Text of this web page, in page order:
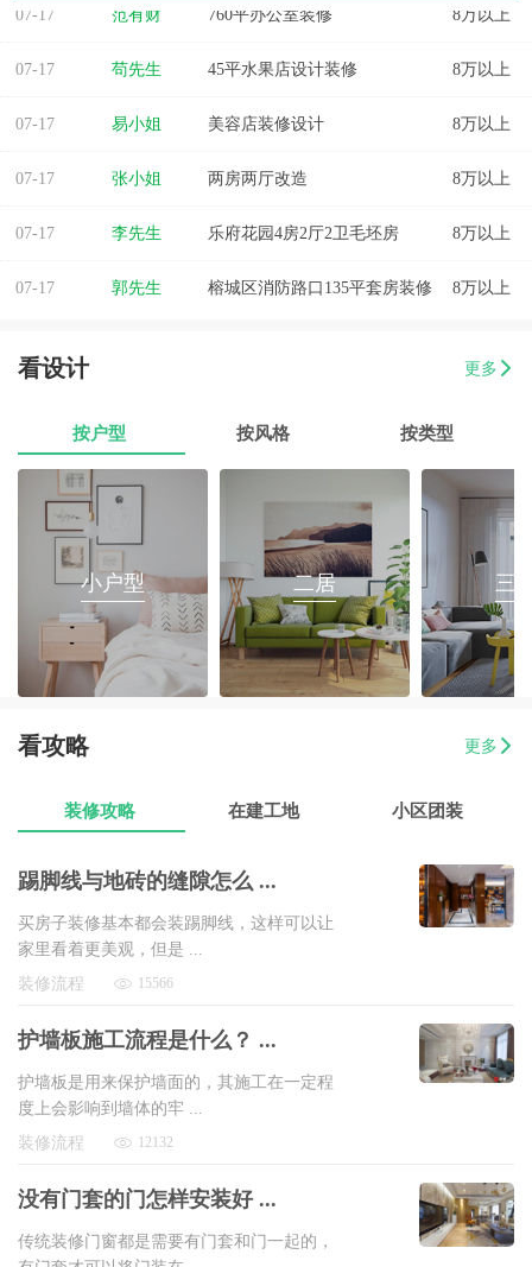
07-17 苟先生 45平水果店设计装修 8万以上
07-17 易小姐 美容店装修设计 8万以上
07-17 张小姐 两房两厅改造 8万以上
07-17 李先生 乐府花园4房2厅2卫毛坯房 8万以上
07-17 郭先生 榕城区消防路口135平套房装修 8万以上
董先生 万泰城4室2厅 202平 8万以上
07-17 葛小姐 8万以上
魏先生 金海湾4室2厅 8万以上
曾女士 新澳城市花园3室1厅1卫 8万以上
07-17 方先生 金源华庭3室2厅1卫 8万以上
看设计 更多
按户型 按风格 按类型
小户型 二居 三
看攻略 更多
装修攻略 在建工地 小区团装
踢脚线与地砖的缝隙怎么 ...
买房子装修基本都会装踢脚线，这样可以让
家里看着更美观，但是 ...
装修流程
15566
护墙板施工流程是什么？ ...
护墙板是用来保护墙面的，其施工在一定程
度上会影响到墙体的牢 ...
装修流程
12132
没有门套的门怎样安装好 ...
传统装修门窗都是需要有门套和门一起的，